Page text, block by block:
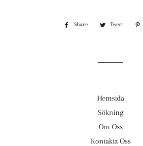
Share
Share
Tweet
Tweet
Hemsida
Sökning
Om Oss
Kontakta Oss